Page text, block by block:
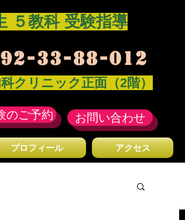
５教科 受験指導
33-88-012
クリニック正面（2階）
のご予約 お問い合わせ
プロフィール アクセス